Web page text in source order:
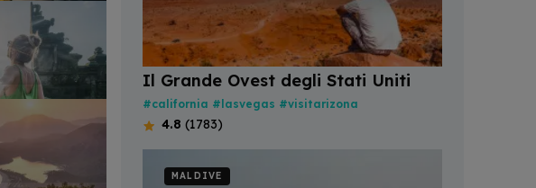
Il Grande Ovest degli Stati Uniti
#california #lasvegas #visitarizona
4.8 (1783)
MALDIVE